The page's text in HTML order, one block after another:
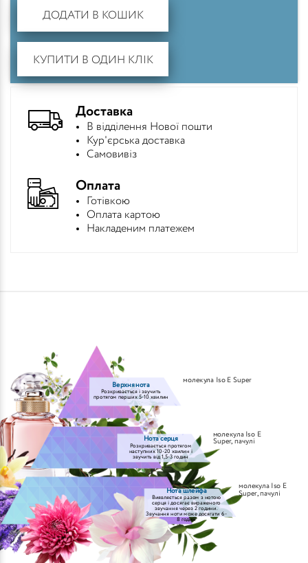
Верхня нота
Розкривається і звучить
протягом перших 5-10 хвилин
молекула Iso E Super
Нота серця
Розкривається протягом
наступних 10-20 хвилин і
звучить від 1,5-3 годин
молекула Iso E
Super,пачулі
Нота шлейфа
Виявляється разом з нотою
серця і досягає вираженого
звучання через 2 години.
Звучання ноти може досягати 6-
8 годин
молекула Iso E
Super,пачулі
ДОДАТИ В КОШИК
КУПИТИ В ОДИН КЛІК
Доставка
В відділення Нової пошти
Кур'єрська доставка
Самовивіз
Оплата
Готівкою
Оплата картою
Накладеним платежем